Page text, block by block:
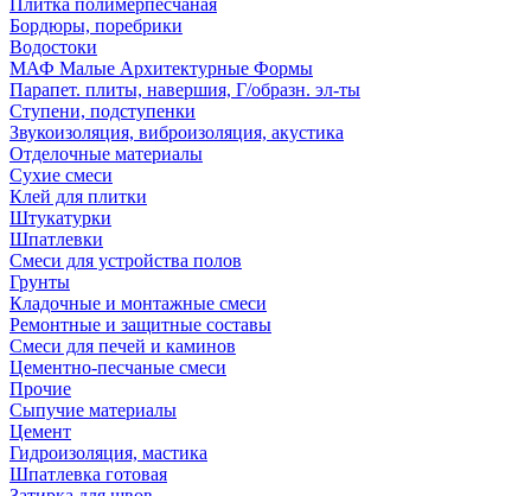
Плитка полимерпесчаная
Бордюры, поребрики
Водостоки
МАФ Малые Архитектурные Формы
Парапет. плиты, навершия, Г/образн. эл-ты
Ступени, подступенки
Звукоизоляция, виброизоляция, акустика
Отделочные материалы
Сухие смеси
Клей для плитки
Штукатурки
Шпатлевки
Смеси для устройства полов
Грунты
Кладочные и монтажные смеси
Ремонтные и защитные составы
Смеси для печей и каминов
Цементно-песчаные смеси
Прочие
Сыпучие материалы
Цемент
Гидроизоляция, мастика
Шпатлевка готовая